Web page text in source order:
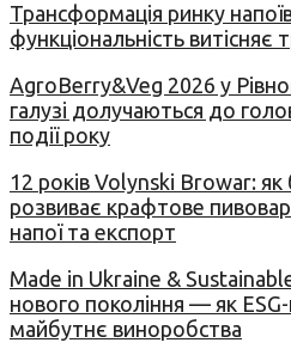
Трансформація ринку
функціональність витісняє
AgroBerry&Veg 2026 у
галузі долучаються до
події року
12 років Volynski Browar: як
розвиває крафтове
напої та експорт
Made in Ukraine &
нового покоління — як
майбутнє виноробства